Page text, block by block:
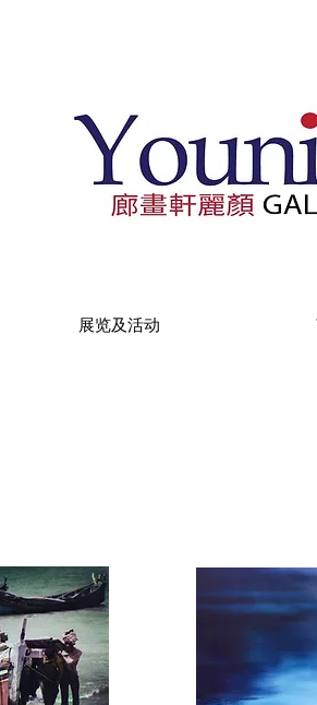
展览及活动